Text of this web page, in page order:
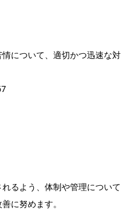
について、適切かつ迅速な対
るよう、体制や管理について
に努めます。